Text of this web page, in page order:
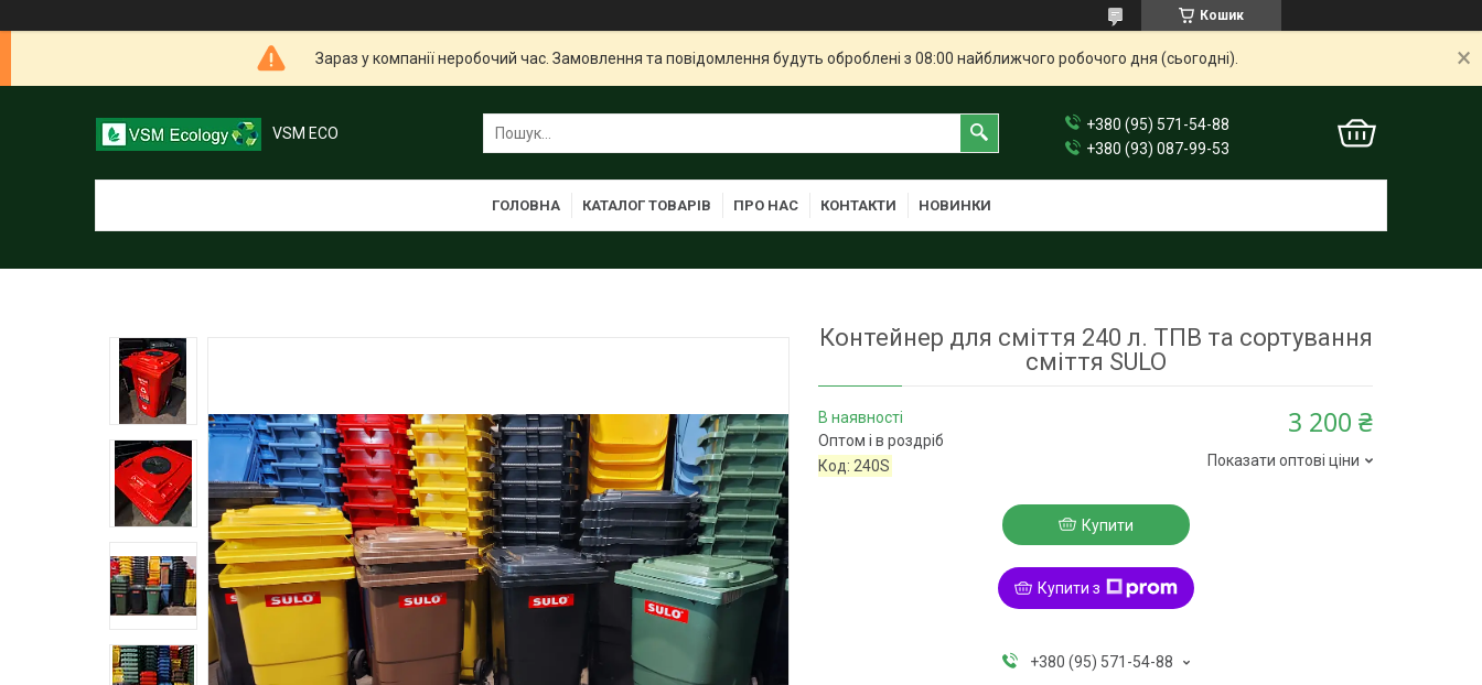
Кошик
Зараз у компанії неробочий час. Замовлення та повідомлення будуть оброблені з 08:00 найближчого робочого дня (сьогодні).
VSM ECO
+380 (95) 571-54-88
+380 (93) 087-99-53
ГОЛОВНА КАТАЛОГ ТОВАРІВ ПРО НАС КОНТАКТИ НОВИНКИ
Контейнер для сміття 240 л. ТПВ та сортування
сміття SULO
В наявності
Оптом і в роздріб
Код: 240S
3 200 ₴
Показати оптові ціни
Купити
Купити з
+380 (95) 571-54-88